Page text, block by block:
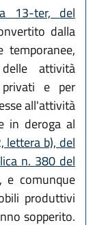
13-ter, del
dalla
temporanee,
attività
e per
all'attività
in deroga al
lettera b), del
n. 380 del
e comunque
produttivi
sopperito.